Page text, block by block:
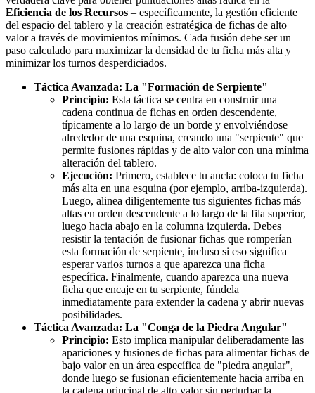
Eficiencia de los Recursos – específicamente, la gestión eficiente
del espacio del tablero y la creación estratégica de fichas de alto
valor a través de movimientos mínimos. Cada fusión debe ser un
paso calculado para maximizar la densidad de tu ficha más alta y
minimizar los turnos desperdiciados.
Táctica Avanzada: La "Formación de Serpiente"
Principio: Esta táctica se centra en construir una
cadena continua de fichas en orden descendente,
típicamente a lo largo de un borde y envolviéndose
alrededor de una esquina, creando una "serpiente" que
permite fusiones rápidas y de alto valor con una mínima
alteración del tablero.
Ejecución: Primero, establece tu ancla: coloca tu ficha
más alta en una esquina (por ejemplo, arriba-izquierda).
Luego, alinea diligentemente tus siguientes fichas más
altas en orden descendente a lo largo de la fila superior,
luego hacia abajo en la columna izquierda. Debes
resistir la tentación de fusionar fichas que romperían
esta formación de serpiente, incluso si eso significa
esperar varios turnos a que aparezca una ficha
específica. Finalmente, cuando aparezca una nueva
ficha que encaje en tu serpiente, fúndela
inmediatamente para extender la cadena y abrir nuevas
posibilidades.
Táctica Avanzada: La "Conga de la Piedra Angular"
Principio: Esto implica manipular deliberadamente las
apariciones y fusiones de fichas para alimentar fichas de
bajo valor en un área específica de "piedra angular",
donde luego se fusionan eficientemente hacia arriba en